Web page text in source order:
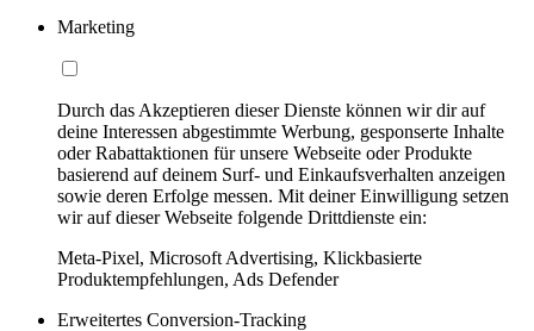
Marketing
Durch das Akzeptieren dieser Dienste können wir dir auf
deine Interessen abgestimmte Werbung, gesponserte Inhalte
oder Rabattaktionen für unsere Webseite oder Produkte
basierend auf deinem Surf- und Einkaufsverhalten anzeigen
sowie deren Erfolge messen. Mit deiner Einwilligung setzen
wir auf dieser Webseite folgende Drittdienste ein:
Meta-Pixel, Microsoft Advertising, Klickbasierte
Produktempfehlungen, Ads Defender
Erweitertes Conversion-Tracking